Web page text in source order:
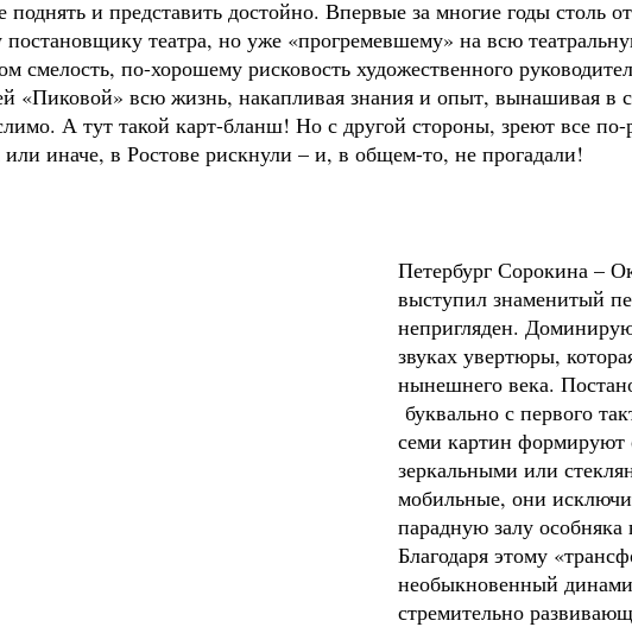
поднять и представить достойно. Впервые за многие годы столь
театра, но уже «прогремевшему» на всю
смелость, по-хорошему рисковость художественного
«Пиковой» всю жизнь, накапливая знания и опыт, вынашивая в
А тут такой карт-бланш! Но с другой стороны, зреют все по-
иначе, в Ростове рискнули – и, в общем-то, не прогадали!
Петербург Сорокина –
выступил знаменитый
непригляден.
звуках увертюры,
нынешнего века.
буквально с первого
семи картин
зеркальными или
мобильные, они
парадную залу
Благодаря этому
необыкновенный
стремительно